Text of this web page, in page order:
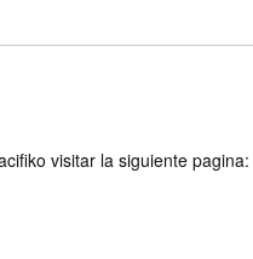
visitar la siguiente pagina: